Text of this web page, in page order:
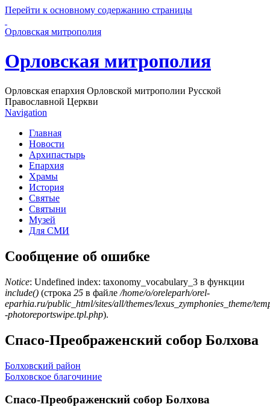
Перейти к основному содержанию страницы
Орловская митрополия
Орловская митрополия
Орловская епархия Орловской митрополии Русской
Православной Церкви
Navigation
Главная
Новости
Архипастырь
Епархия
Храмы
История
Святые
Святыни
Музей
Для СМИ
Сообщение об ошибке
Notice: Undefined index: taxonomy_vocabulary_3 в функции
include() (строка 25 в файле /home/o/oreleparh/orel-
eparhia.ru/public_html/sites/all/themes/lexus_zymphonies_theme/
-photoreportswipe.tpl.php).
Спасо-Преображенский собор Болхова
Болховский район
Болховское благочиние
Спасо-Преображенский собор Болхова